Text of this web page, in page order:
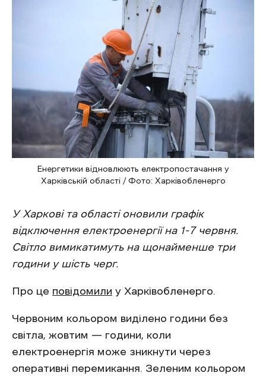
Енергетики відновлюють електропостачання у
Харківській області / Фото: Харківобленерго
У Харкові та області оновили графік
відключення електроенергії на 1-7 червня.
Світло вимикатимуть на щонайменше три
години у шість черг.
Про це повідомили у Харківобленерго.
Червоним кольором виділено години без
світла, жовтим — години, коли
електроенергія може зникнути через
оперативні перемикання. Зеленим кольором